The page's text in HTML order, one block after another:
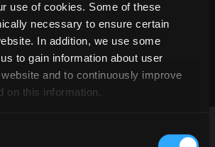
use of cookies. Some of these
necessary to ensure certain
In addition, we use some
to gain information about user
and to continuously improve
on this information.